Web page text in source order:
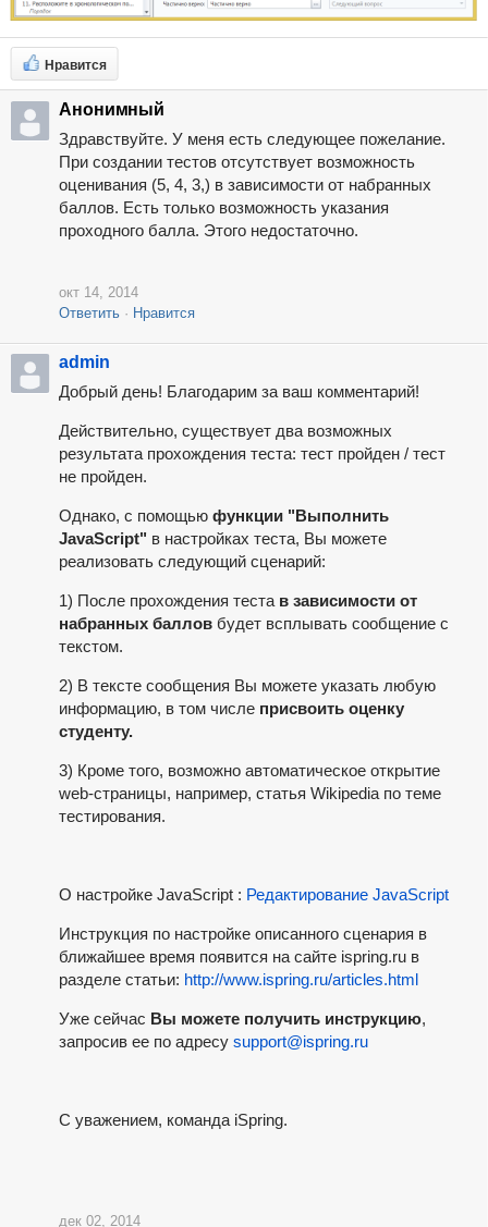
Нравится
Анонимный
Здравствуйте. У меня есть следующее пожелание.
При создании тестов отсутствует возможность
оценивания (5, 4, 3,) в зависимости от набранных
баллов. Есть только возможность указания
проходного балла. Этого недостаточно.
окт 14, 2014
Ответить
Нравится
admin
Добрый день! Благодарим за ваш комментарий!
Действительно, существует два возможных
результата прохождения теста: тест пройден / тест
не пройден.
Однако, с помощью функции "Выполнить
JavaScript" в настройках теста, Вы можете
реализовать следующий сценарий:
1) После прохождения теста в зависимости от
набранных балловбудет всплывать сообщение с
текстом.
2) В тексте сообщения Вы можете указать любую
информацию, в том числе присвоить оценку
студенту.
3) Кроме того, возможно автоматическое открытие
web-страницы, например, статья Wikipedia по теме
тестирования.
О настройке JavaScript : Редактирование JavaScript
Инструкция по настройке описанного сценария в
ближайшее время появится на сайте ispring.ru в
разделе статьи: http://www.ispring.ru/articles.html
Уже сейчас Вы можете получить инструкцию,
запросив ее по адресу support@ispring.ru
C уважением, команда iSpring.
дек 02, 2014